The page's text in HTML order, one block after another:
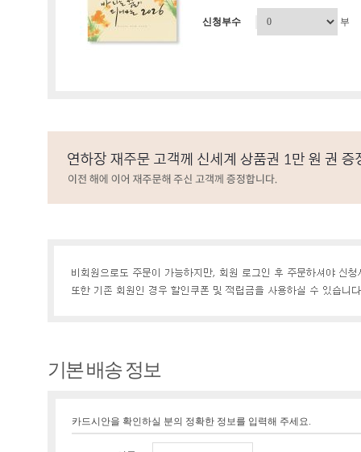
신청부수 부
기본 배송 정보
카드시안을 확인하실 분의 정확한 정보를 입력해 주세요.